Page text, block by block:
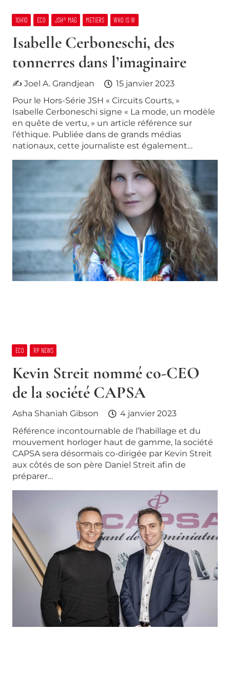
10H10 ECO JSH® MAG METIERS WHO IS W
Isabelle Cerboneschi, des
tonnerres dans l’imaginaire
✍ Joel A. Grandjean
15 janvier 2023
Pour le Hors-Série JSH « Circuits Courts, »
Isabelle Cerboneschi signe « La mode, un modèle
en quête de vertu, » un article référence sur
l’éthique. Publiée dans de grands médias
nationaux, cette journaliste est également…
ECO RP NEWS
Kevin Streit nommé co-CEO
de la société CAPSA
Asha Shaniah Gibson
4 janvier 2023
Référence incontournable de l’habillage et du
mouvement horloger haut de gamme, la société
CAPSA sera désormais co-dirigée par Kevin Streit
aux côtés de son père Daniel Streit afin de
préparer…